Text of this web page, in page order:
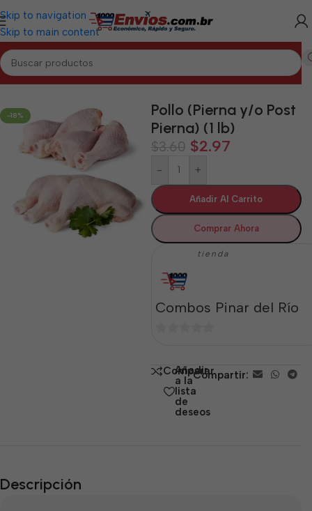
Skip to navigation
Skip to main content
Inicio/PINAR DEL RÍO/Cárnicos Pinar del Río
-18%
Pollo (Pierna y/o Post
Pierna) (1 lb)
$3.60 $2.97
- +
Añadir Al Carrito
Comprar Ahora
tienda
Combos Pinar del Río
5 Comparar
Añadir
a la
lista
de
deseos
Compartir:
Descripción